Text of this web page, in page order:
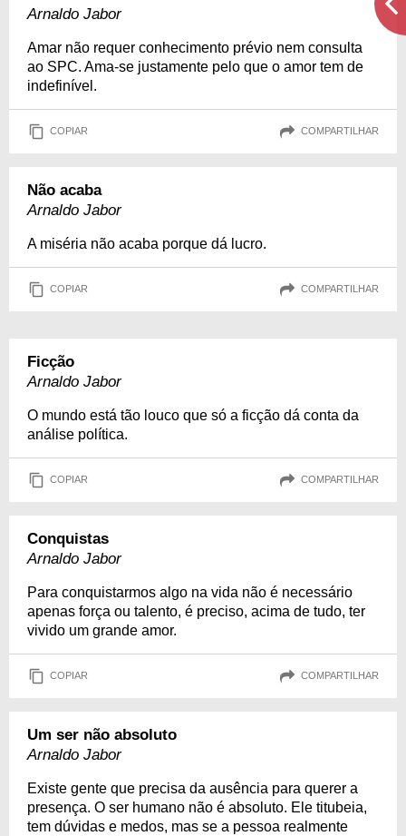
Arnaldo Jabor
Amar não requer conhecimento prévio nem consulta
ao SPC. Ama-se justamente pelo que o amor tem de
indefinível.
COPIAR COMPARTILHAR
Não acaba
Arnaldo Jabor
A miséria não acaba porque dá lucro.
COPIAR COMPARTILHAR
Ficção
Arnaldo Jabor
O mundo está tão louco que só a ficção dá conta da
análise política.
COPIAR COMPARTILHAR
Conquistas
Arnaldo Jabor
Para conquistarmos algo na vida não é necessário
apenas força ou talento, é preciso, acima de tudo, ter
vivido um grande amor.
COPIAR COMPARTILHAR
Um ser não absoluto
Arnaldo Jabor
Existe gente que precisa da ausência para querer a
presença. O ser humano não é absoluto. Ele titubeia,
tem dúvidas e medos, mas se a pessoa realmente